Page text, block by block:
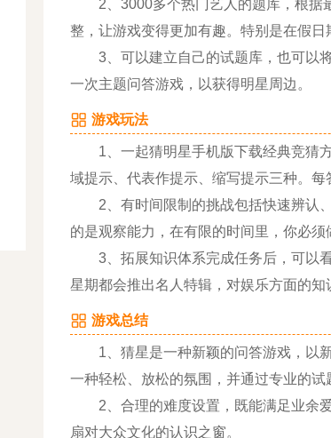
2、3000多个热门艺人的题库，根据最
整，让游戏变得更加有趣。特别是在假日
3、可以建立自己的试题库，也可以将
一次主题问答游戏，以获得明星周边。
游戏玩法
1、一起猜明星手机版下载经典竞猜方
域提示、代表作提示、缩写提示三种。每
2、有时间限制的挑战包括快速辨认、
的是观察能力，在有限的时间里，你必须
3、拓展知识体系完成任务后，可以看
星期都会推出名人特辑，对娱乐方面的知
游戏总结
1、猜星是一种新颖的问答游戏，以新
一种轻松、放松的氛围，并通过专业的试
2、合理的难度设置，既能满足业余爱
扇对大众文化的认识之窗。